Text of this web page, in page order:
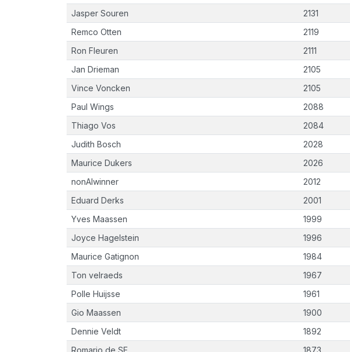
Jasper Souren
2131
Remco Otten
2119
Ron Fleuren
2111
Jan Drieman
2105
Vince Voncken
2105
Paul Wings
2088
Thiago Vos
2084
Judith Bosch
2028
Maurice Dukers
2026
nonAIwinner
2012
Eduard Derks
2001
Yves Maassen
1999
Joyce Hagelstein
1996
Maurice Gatignon
1984
Ton velraeds
1967
Polle Huijsse
1961
Gio Maassen
1900
Dennie Veldt
1892
Romario de SF
1873